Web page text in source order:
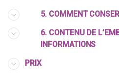
5. COMMENT
6. CONTENU DE
INFORMATIONS
PRIX